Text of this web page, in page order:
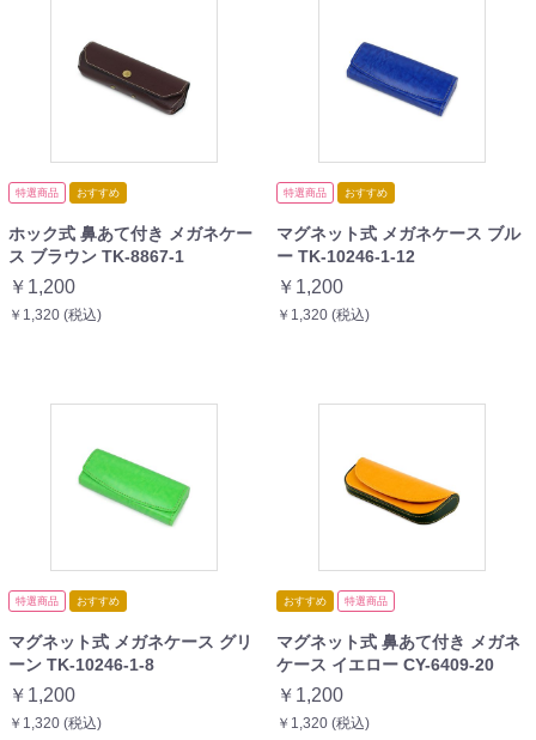
特選商品 おすすめ
ホック式 鼻あて付き メガネケー
ス ブラウン TK-8867-1
￥1,200
￥1,320 (税込)
特選商品 おすすめ
マグネット式 メガネケース ブル
ー TK-10246-1-12
￥1,200
￥1,320 (税込)
特選商品 おすすめ
マグネット式 メガネケース グリ
ーン TK-10246-1-8
￥1,200
￥1,320 (税込)
おすすめ 特選商品
マグネット式 鼻あて付き メガネ
ケース イエロー CY-6409-20
￥1,200
￥1,320 (税込)